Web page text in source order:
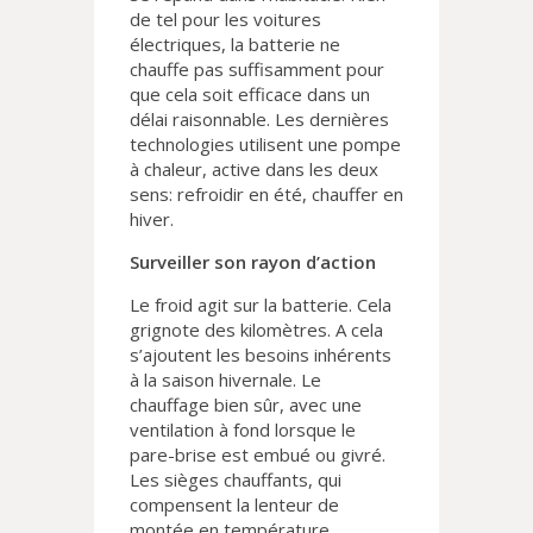
de tel pour les voitures
électriques, la batterie ne
chauffe pas suffisamment pour
que cela soit efficace dans un
délai raisonnable. Les dernières
technologies utilisent une pompe
à chaleur, active dans les deux
sens: refroidir en été, chauffer en
hiver.
Surveiller son rayon d’action
Le froid agit sur la batterie. Cela
grignote des kilomètres. A cela
s’ajoutent les besoins inhérents
à la saison hivernale. Le
chauffage bien sûr, avec une
ventilation à fond lorsque le
pare-brise est embué ou givré.
Les sièges chauffants, qui
compensent la lenteur de